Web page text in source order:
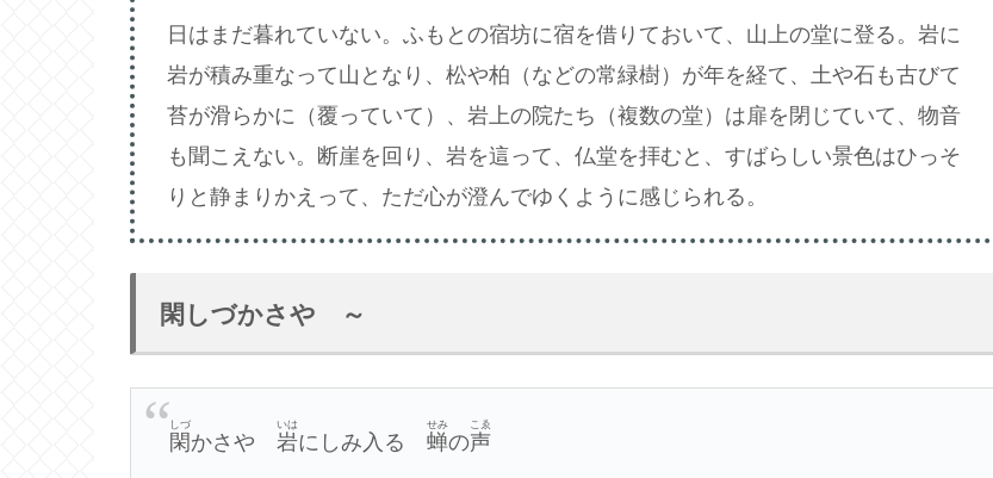
日はまだ暮れていない。ふもとの宿坊に宿を借りておいて、山上の堂に登る。岩に
岩が積み重なって山となり、松や柏（などの常緑樹）が年を経て、土や石も古びて
苔が滑らかに（覆っていて）、岩上の院たち（複数の堂）は扉を閉じていて、物音
も聞こえない。断崖を回り、岩を這って、仏堂を拝むと、すばらしい景色はひっそ
りと静まりかえって、ただ心が澄んでゆくように感じられる。
閑しづかさや ～
閑
しづ
かさや岩
いは
にしみ入る蝉
せみ
の声
こゑ